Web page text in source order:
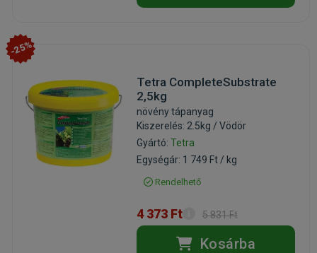
-25%
Tetra CompleteSubstrate
2,5kg
növény tápanyag
Kiszerelés: 2.5kg / Vödör
Gyártó: Tetra
Egységár: 1 749 Ft / kg
Rendelhető
4 373 Ft 5 831 Ft
Kosárba